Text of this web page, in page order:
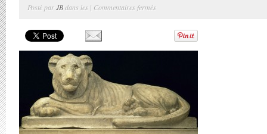
Posté parJBdans les | Commentaires fermés
lion-
serapeum